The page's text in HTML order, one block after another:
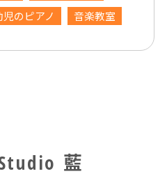
児のピアノ 音楽教室
藍